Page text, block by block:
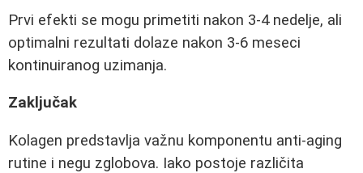
Prvi efekti se mogu primetiti nakon 3-4 nedelje, ali
optimalni rezultati dolaze nakon 3-6 meseci
kontinuiranog uzimanja.
Zaključak
Kolagen predstavlja važnu komponentu anti-aging
rutine i negu zglobova. Iako postoje različita